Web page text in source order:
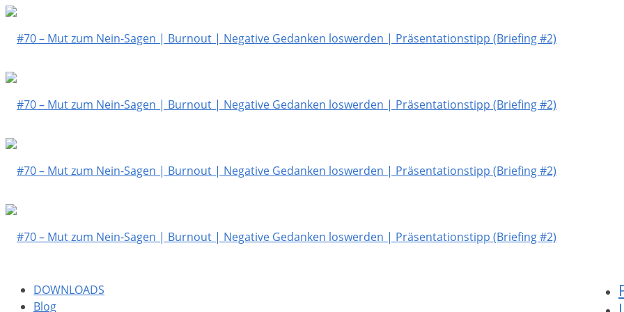
DOWNLOADS
Blog